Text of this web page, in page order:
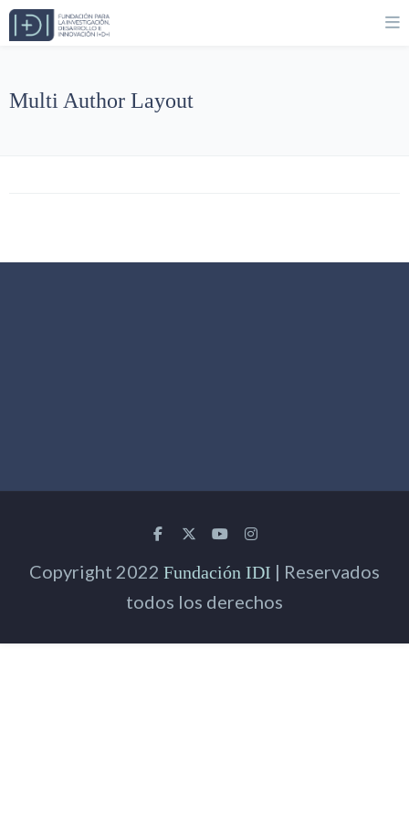
Multi Author Layout
Copyright 2022 Fundación IDI | Reservados
todos los derechos